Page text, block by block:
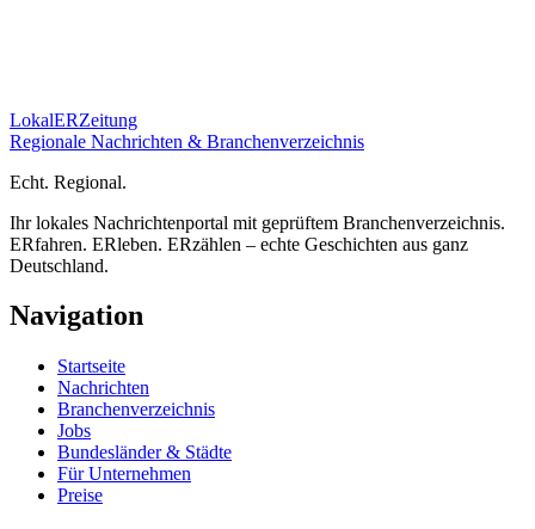
LokalERZeitung
Regionale Nachrichten & Branchenverzeichnis
Echt. Regional.
Ihr lokales Nachrichtenportal mit geprüftem Branchenverzeichnis.
ERfahren. ERleben. ERzählen – echte Geschichten aus ganz
Deutschland.
Navigation
Startseite
Nachrichten
Branchenverzeichnis
Jobs
Bundesländer & Städte
Für Unternehmen
Preise